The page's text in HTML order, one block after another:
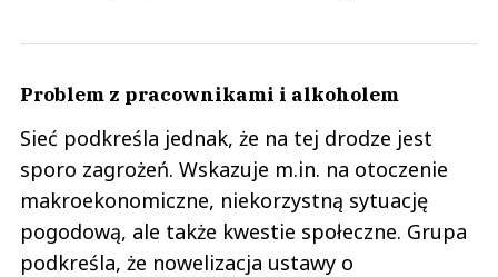
Problem z pracownikami i alkoholem
Sieć podkreśla jednak, że na tej drodze jest
sporo zagrożeń. Wskazuje m.in. na otoczenie
makroekonomiczne, niekorzystną sytuację
pogodową, ale także kwestie społeczne. Grupa
podkreśla, że nowelizacja ustawy o